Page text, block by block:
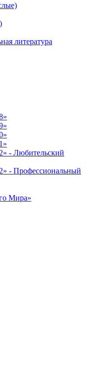
литература
- Любительский
- Профессиональный
Мира»